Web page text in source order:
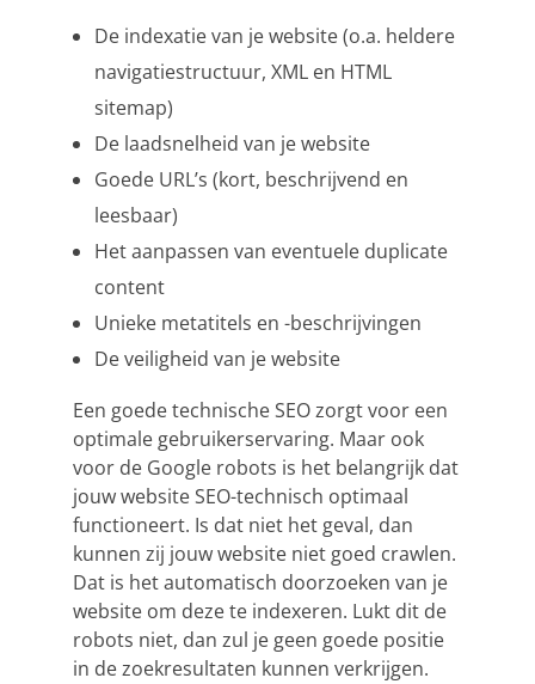
De indexatie van je website (o.a. heldere
navigatiestructuur, XML en HTML
sitemap)
De laadsnelheid van je website
Goede URL’s (kort, beschrijvend en
leesbaar)
Het aanpassen van eventuele duplicate
content
Unieke metatitels en -beschrijvingen
De veiligheid van je website
Een goede technische SEO zorgt voor een
optimale gebruikerservaring. Maar ook
voor de Google robots is het belangrijk dat
jouw website SEO-technisch optimaal
functioneert. Is dat niet het geval, dan
kunnen zij jouw website niet goed crawlen.
Dat is het automatisch doorzoeken van je
website om deze te indexeren. Lukt dit de
robots niet, dan zul je geen goede positie
in de zoekresultaten kunnen verkrijgen.